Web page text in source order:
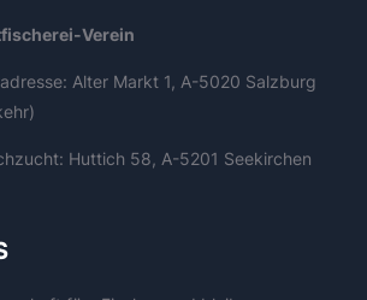
Verein
Alter Markt 1, A-5020 Salzburg
Huttich 58, A-5201 Seekirchen